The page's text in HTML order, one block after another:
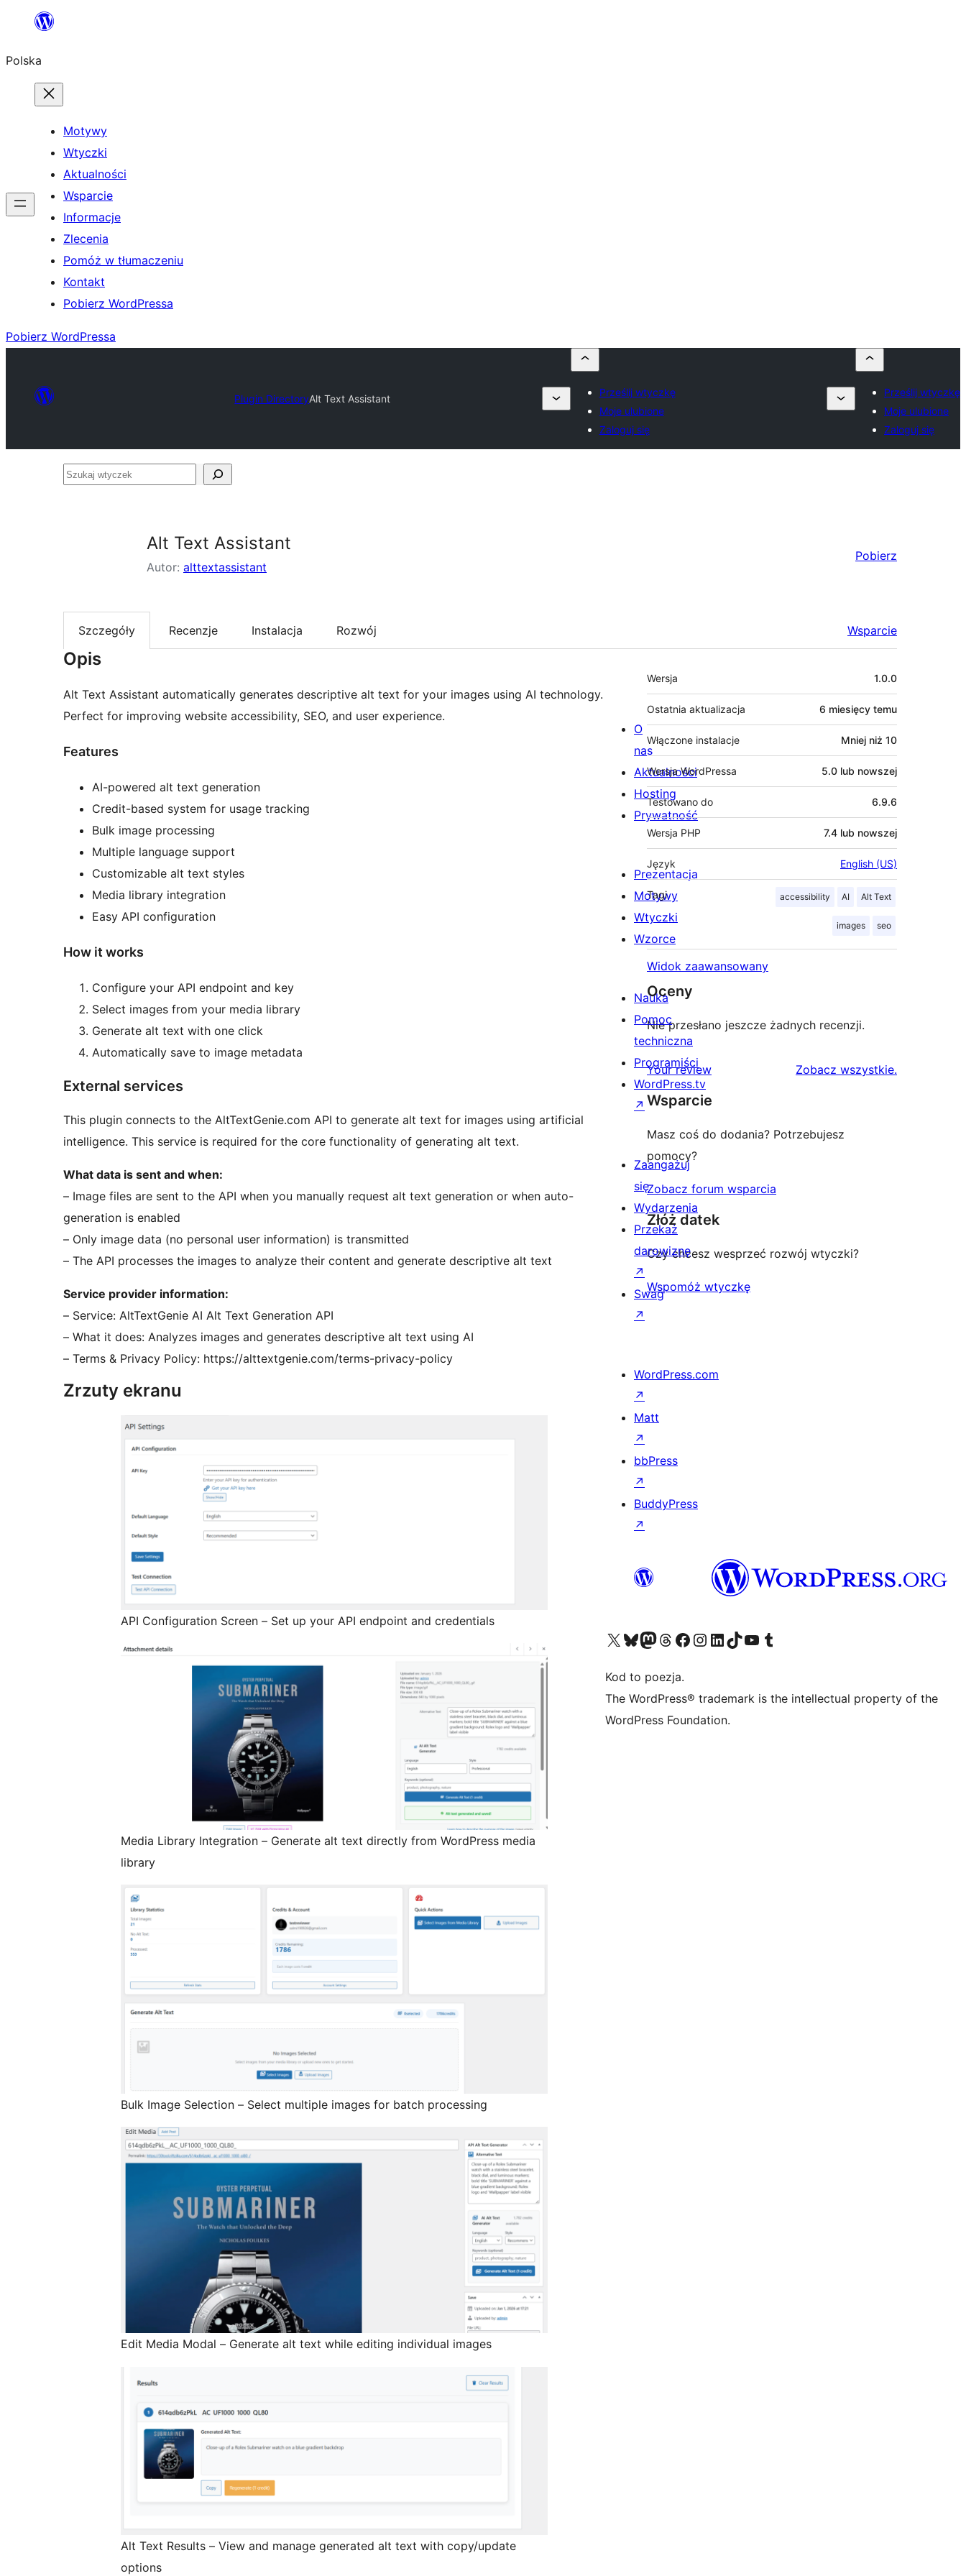
Przejdź
treści
Polska
Motywy
Wtyczki
Aktualności
Wsparcie
Informacje
Zlecenia
Pomóż w tłumaczeniu
Kontakt
Pobierz WordPressa
Pobierz WordPressa
Plugin DirectoryAlt Text Assistant
Prześlij wtyczkę
Moje ulubione
Zaloguj się
Prześlij wtyczkę
Moje ulubione
Zaloguj się
Szukaj
Alt Text Assistant
Autor: alttextassistant
Pobierz
Szczegóły Recenzje Instalacja Rozwój Wsparcie
Opis
Alt Text Assistant automatically generates descriptive alt text for your images using AI technology.
Perfect for improving website accessibility, SEO, and user experience.
Features
AI-powered alt text generation
Credit-based system for usage tracking
Bulk image processing
Multiple language support
Customizable alt text styles
Media library integration
Easy API configuration
How it works
Configure your API endpoint and key
Select images from your media library
Generate alt text with one click
Automatically save to image metadata
External services
This plugin connects to the AltTextGenie.com API to generate alt text for images using artificial
intelligence. This service is required for the core functionality of generating alt text.
What data is sent and when:
– Image files are sent to the API when you manually request alt text generation or when auto-
generation is enabled
– Only image data (no personal user information) is transmitted
– The API processes the images to analyze their content and generate descriptive alt text
Service provider information:
– Service: AltTextGenie AI Alt Text Generation API
– What it does: Analyzes images and generates descriptive alt text using AI
– Terms & Privacy Policy: https://alttextgenie.com/terms-privacy-policy
Zrzuty ekranu
API Configuration Screen – Set up your API endpoint and credentials
Media Library Integration – Generate alt text directly from WordPress media
library
Bulk Image Selection – Select multiple images for batch processing
Edit Media Modal – Generate alt text while editing individual images
Alt Text Results – View and manage generated alt text with copy/update
options
Meta
Wersja 1.0.0
Ostatnia aktualizacja 6 miesięcy temu
Włączone instalacje Mniej niż 10
Wersja WordPressa 5.0 lub nowszej
Testowano do 6.9.6
Wersja PHP 7.4 lub nowszej
Język English (US)
Tagi accessibility AI Alt Text
images seo
Widok zaawansowany
Oceny
Nie przesłano jeszcze żadnych recenzji.
Your review Zobacz wszystkierecenzje
.
Wsparcie
Masz coś do dodania? Potrzebujesz
pomocy?
Zobacz forum wsparcia
Złóż datek
Czy chcesz wesprzeć rozwój wtyczki?
Wspomóż wtyczkę
O
nas
Aktualności
Hosting
Prywatność
Prezentacja
Motywy
Wtyczki
Wzorce
Nauka
Pomoc
techniczna
Programiści
WordPress.tv
↗
Zaangażuj
się
Wydarzenia
Przekaż
darowiznę
↗
Swag
↗
WordPress.com
↗
Matt
↗
bbPress
↗
BuddyPress
↗
Odwiedź nasze konto X (dawniej Twitter)
Odwiedź nasze konto Bluesky
Odwiedź nasze konto na Mastodoncie
Odwiedź naszego Threadsa
Odwiedź naszego Facebooka
Odwiedź nasze konto na Instagramie
Odwiedź nasze konto na LinkedIn
Odwiedź naszego TikToka
Odwiedź nasz kanał YouTube
Odwiedź naszego Tumblra
Kod to poezja.
The WordPress® trademark is the intellectual property of the
WordPress Foundation.